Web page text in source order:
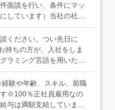
面談を行い、条件にマッ
しています）当社の社員
持っているスキルを活か
・新しい領域にチャレン
同じ会社で長く働いてい
システムの設計・開発
ンク、大手SIerなど20年
せん。・営業担当に指名
超の豊富な案件から参
ください。つい先日に
持ちの方が、入社をしま
ラミング言語を用いた開
な方に向いています＞・
ていきたい方・穏やかな
験や年齢、スキル、前職
※100％正社員雇用なの
与は満額支給しています